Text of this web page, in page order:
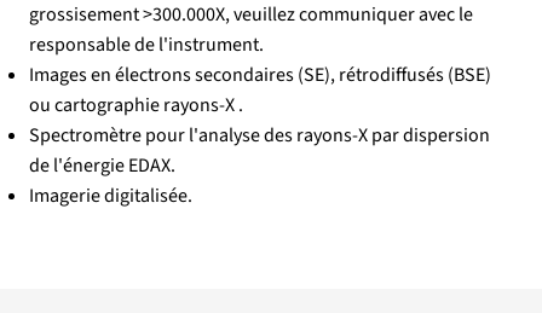
grossisement >300.000X, veuillez communiquer avec le
responsable de l'instrument.
Images en électrons secondaires (SE), rétrodiffusés (BSE)
ou cartographie rayons-X .
Spectromètre pour l'analyse des rayons-X par dispersion
de l'énergie EDAX.
Imagerie digitalisée.